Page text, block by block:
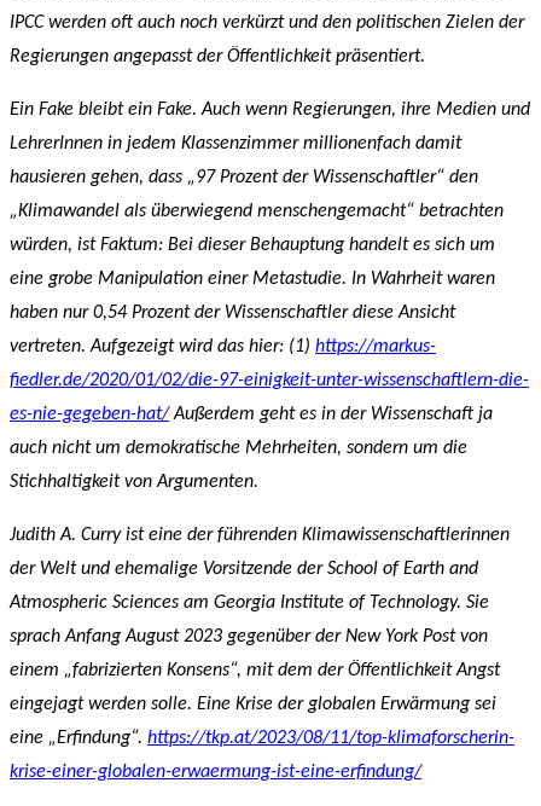
IPCC werden oft auch noch verkürzt und den politischen Zielen der
Regierungen angepasst der Öffentlichkeit präsentiert.
Ein Fake bleibt ein Fake. Auch wenn Regierungen, ihre Medien und
LehrerInnen in jedem Klassenzimmer millionenfach damit
hausieren gehen, dass „97 Prozent der Wissenschaftler“ den
„Klimawandel als überwiegend menschengemacht“ betrachten
würden, ist Faktum: Bei dieser Behauptung handelt es sich um
eine grobe Manipulation einer Metastudie. In Wahrheit waren
haben nur 0,54 Prozent der Wissenschaftler diese Ansicht
vertreten. Aufgezeigt wird das hier: (1) https://markus-
fiedler.de/2020/01/02/die-97-einigkeit-unter-wissenschaftlern-die-
es-nie-gegeben-hat/Außerdem geht es in der Wissenschaft ja
auch nicht um demokratische Mehrheiten, sondern um die
Stichhaltigkeit von Argumenten.
Judith A. Curry ist eine der führenden Klimawissenschaftlerinnen
der Welt und ehemalige Vorsitzende der School of Earth and
Atmospheric Sciences am Georgia Institute of Technology. Sie
sprach Anfang August 2023 gegenüber der New York Post von
einem „fabrizierten Konsens“, mit dem der Öffentlichkeit Angst
eingejagt werden solle. Eine Krise der globalen Erwärmung sei
eine „Erfindung“. https://tkp.at/2023/08/11/top-klimaforscherin-
krise-einer-globalen-erwaermung-ist-eine-erfindung/